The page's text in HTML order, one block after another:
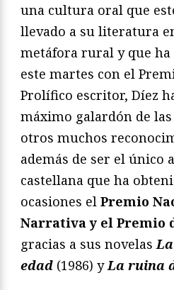
una cultura oral que
llevado a su literatura
metáfora rural y que ha
este martes con el
Prolífico escritor, Díez
máximo galardón de
otros muchos
además de ser el único
castellana que ha
ocasiones el Premio
Narrativa y el Premio
gracias a sus novelas
edad (1986) yLa ruina